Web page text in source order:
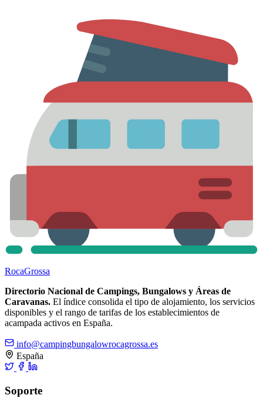
RocaGrossa
Directorio Nacional de Campings, Bungalows y Áreas de
Caravanas. El índice consolida el tipo de alojamiento, los servicios
disponibles y el rango de tarifas de los establecimientos de
acampada activos en España.
info@campingbungalowrocagrossa.es
España
Soporte